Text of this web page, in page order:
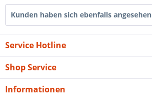
Kunden haben sich ebenfalls angesehen
Service Hotline
Shop Service
Informationen